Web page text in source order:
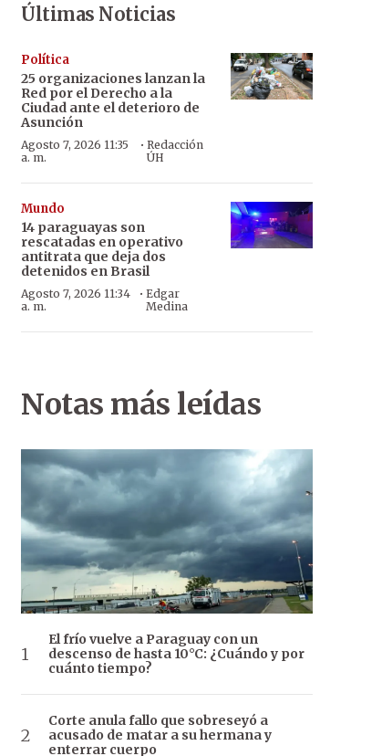
Últimas Noticias
Política
25 organizaciones lanzan la
Red por el Derecho a la
Ciudad ante el deterioro de
Asunción
Agosto 7, 2026 11:35
a. m.
· Redacción
ÚH
Mundo
14 paraguayas son
rescatadas en operativo
antitrata que deja dos
detenidos en Brasil
Agosto 7, 2026 11:34
a. m.
·Edgar
Medina
Notas más leídas
El frío vuelve a Paraguay con un
descenso de hasta 10°C: ¿Cuándo y por
cuánto tiempo?
Corte anula fallo que sobreseyó a
acusado de matar a su hermana y
enterrar cuerpo